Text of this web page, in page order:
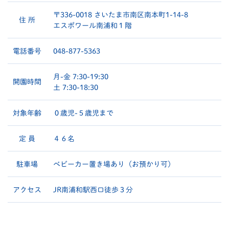
住 所
〒336-0018 さいたま市南区南本町1-14-8
エスポワール南浦和１階
電話番号 048-877-5363
開園時間
月-金 7:30-19:30
土 7:30-18:30
対象年齢 ０歳児-５歳児まで
定 員 ４６名
駐車場 ベビーカー置き場あり（お預かり可）
アクセス JR南浦和駅西口徒歩３分